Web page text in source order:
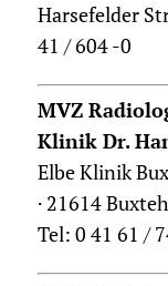
Harsefelder
41 / 604 -0
MVZ
Klinik Dr.
Elbe Klinik
· 21614
Tel: 0 41 61 /